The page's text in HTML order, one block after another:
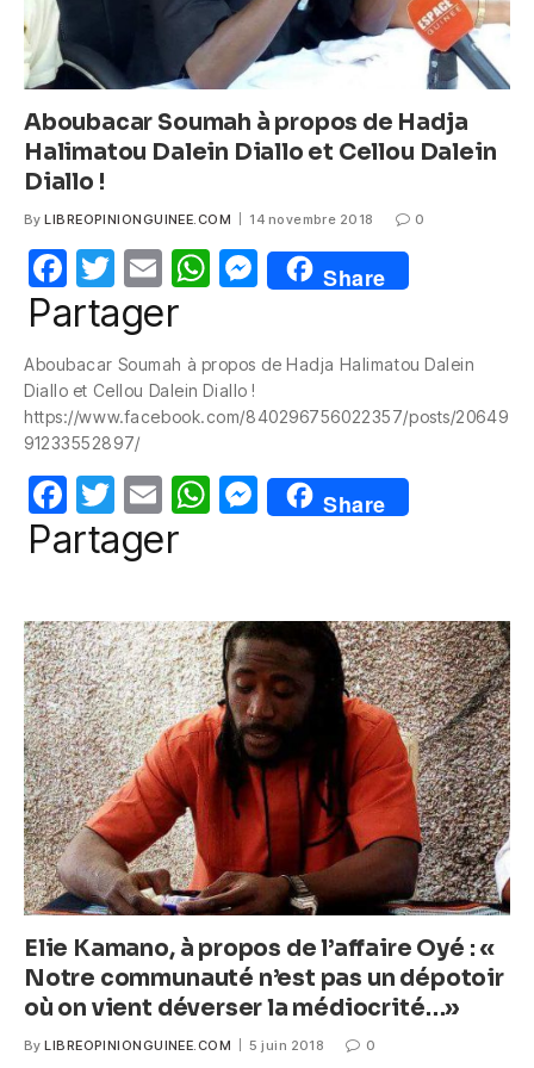
Aboubacar Soumah à propos de Hadja
Halimatou Dalein Diallo et Cellou Dalein
Diallo !
By LIBREOPINIONGUINEE.COM 14 novembre 2018 0
F
a
e
b
o
o
k
T
w
itt
er
E
m
W
s
A
p
M
e
e
n
er
Share
Partager
Aboubacar Soumah à propos de Hadja Halimatou Dalein
Diallo et Cellou Dalein Diallo !
https://www.facebook.com/840296756022357/posts/20649
91233552897/
F
a
b
o
o
k
T
w
itt
E
m
W
A
p
p
M
e
n
g
er
Share
Partager
Elie Kamano, à propos de l’affaire Oyé : «
Notre communauté n’est pas un dépotoir
où on vient déverser la médiocrité…»
By LIBREOPINIONGUINEE.COM 5 juin 2018 0